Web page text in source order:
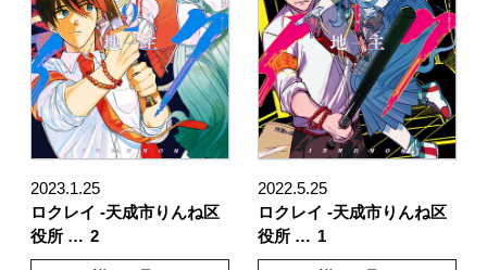
2023.1.25
ロクレイ -天成市りんね区
役所 … 2
2022.5.25
ロクレイ -天成市りんね区
役所 … 1